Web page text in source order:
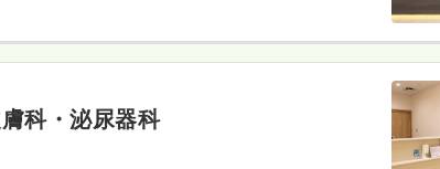
科・泌尿器科